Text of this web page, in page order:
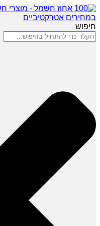
חיפוש